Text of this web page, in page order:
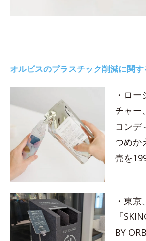
オルビスのプラスチック削減に関
・ロ
チャー
コンデ
つめか
売を
・東
「
BY